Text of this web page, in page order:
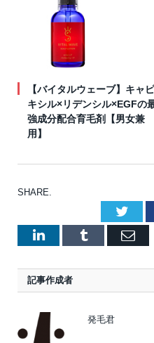
【バイタルウェーブ】キャピ
キシル×リデンシル×EGFの
強成分配合育毛剤【男女兼
用】
SHARE.
LinkedInTumblr
記事作成者
発毛君